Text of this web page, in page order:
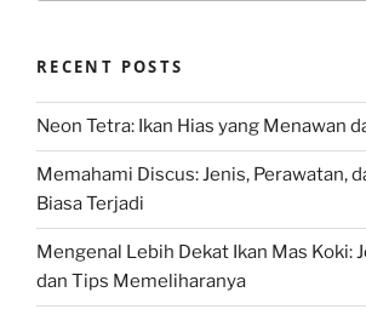
RECENT POSTS
Neon Tetra: Ikan Hias yang Menawan
Memahami Discus: Jenis, Perawatan,
Biasa Terjadi
Mengenal Lebih Dekat Ikan Mas Koki:
dan Tips Memeliharanya